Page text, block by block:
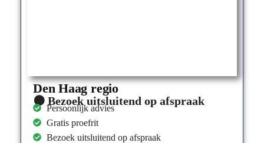
Den Haag regio
🟠 Bezoek uitsluitend op afspraak
Persoonlijk advies
Gratis proefrit
Bezoek uitsluitend op afspraak